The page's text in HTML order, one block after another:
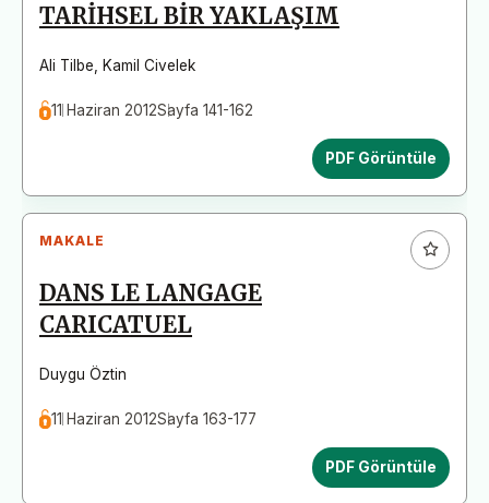
TARİHSEL BİR YAKLAŞIM
Ali Tilbe Kamil Civelek
11 Haziran 2012Sayfa 141-162
PDF Görüntüle
MAKALE
DANS LE LANGAGE
CARICATUEL
Duygu Öztin
11 Haziran 2012Sayfa 163-177
PDF Görüntüle